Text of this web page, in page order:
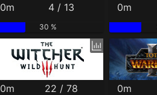
0m 4 / 13
30 %
0m
0m 22 / 78 0m